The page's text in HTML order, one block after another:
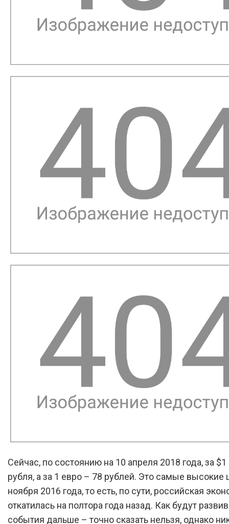
Сейчас, по состоянию на 10 апреля 2018 года, за
рубля, а за 1 евро – 78 рублей. Это самые высокие
ноября 2016 года, то есть, по сути, российская
откатилась на полтора года назад. Как будут
события дальше – точно сказать нельзя, однако